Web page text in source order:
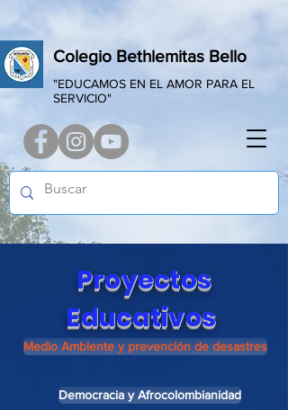
Colegio Bethlemitas Bello
"EDUCAMOS EN EL AMOR PARA EL
SERVICIO"
Proyectos
Educativos
Medio Ambiente y prevención de desastres
Democracia y Afrocolombianidad